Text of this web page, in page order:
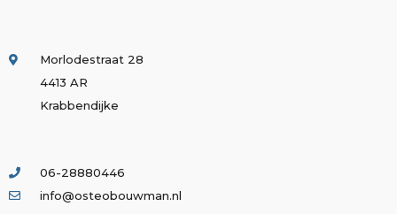
Morlodestraat 28
4413 AR
Krabbendijke
06-28880446
info@osteobouwman.nl